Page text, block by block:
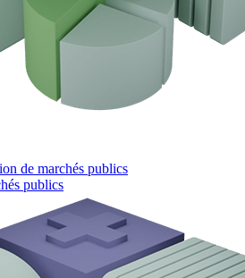
de marchés publics
publics